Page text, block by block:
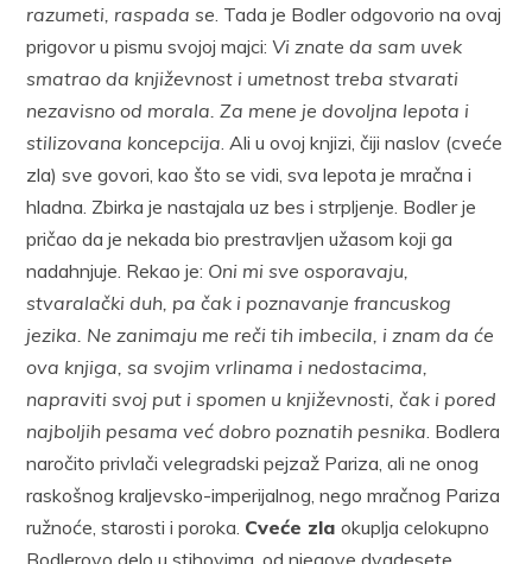
razumeti, raspada se . Tada je Bodler odgovorio na ovaj
prigovor u pismu svojoj majci:Vi znate da sam uvek
smatrao da književnost i umetnost treba stvarati
nezavisno od morala. Za mene je dovoljna lepota i
stilizovana koncepcija . Ali u ovoj knjizi, čiji naslov (cveće
zla) sve govori, kao što se vidi, sva lepota je mračna i
hladna. Zbirka je nastajala uz bes i strpljenje. Bodler je
pričao da je nekada bio prestravljen užasom koji ga
nadahnjuje. Rekao je: Oni mi sve osporavaju,
stvaralački duh, pa čak i poznavanje francuskog
jezika. Ne zanimaju me reči tih imbecila, i znam da će
ova knjiga, sa svojim vrlinama i nedostacima,
napraviti svoj put i spomen u književnosti, čak i pored
najboljih pesama već dobro poznatih pesnika . Bodlera
naročito privlači velegradski pejzaž Pariza, ali ne onog
raskošnog kraljevsko-imperijalnog, nego mračnog Pariza
ružnoće, starosti i poroka. Cveće zlaokuplja celokupno
Bodlerovo delo u stihovima, od njegove dvadesete